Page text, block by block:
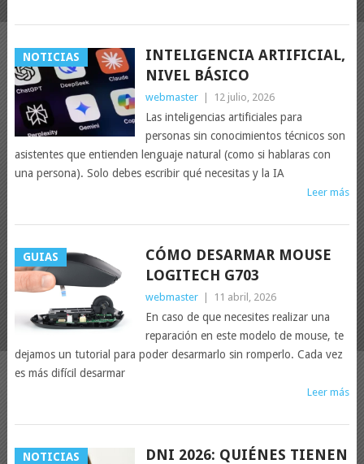
NOTICIAS
INTELIGENCIA ARTIFICIAL,
NIVEL BÁSICO
webmaster | 12 julio, 2026
Las inteligencias artificiales para
personas sin conocimientos técnicos son
asistentes que entienden lenguaje natural (como si hablaras con
una persona). Solo debes escribir qué necesitas y la IA
Leer más
GUIAS
CÓMO DESARMAR MOUSE
LOGITECH G703
webmaster | 11 abril, 2026
En caso de que necesites realizar una
reparación en este modelo de mouse, te
dejamos un tutorial para poder desarmarlo sin romperlo. Cada vez
es más difícil desarmar
Leer más
NOTICIAS
DNI 2026: QUIÉNES TIENEN